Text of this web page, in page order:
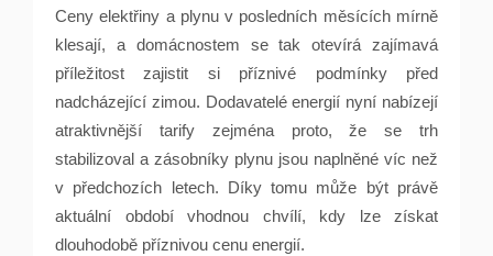
Ceny elektřiny a plynu v posledních měsících mírně
klesají, a domácnostem se tak otevírá zajímavá
příležitost zajistit si příznivé podmínky před
nadcházející zimou. Dodavatelé energií nyní nabízejí
atraktivnější tarify zejména proto, že se trh
stabilizoval a zásobníky plynu jsou naplněné víc než
v předchozích letech. Díky tomu může být právě
aktuální období vhodnou chvílí, kdy lze získat
dlouhodobě příznivou cenu energií.